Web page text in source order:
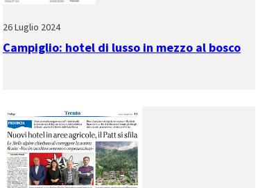
26 Luglio 2024
Campiglio: hotel di lusso in mezzo al bosco